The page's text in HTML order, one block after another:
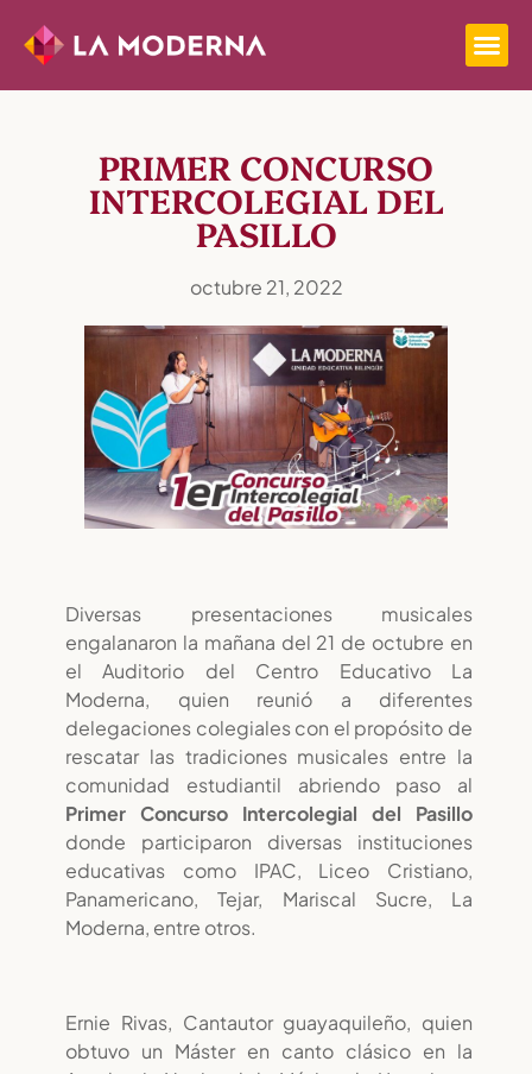
PRIMER CONCURSO
INTERCOLEGIAL DEL
PASILLO
octubre 21, 2022
Diversas presentaciones musicales
engalanaron la mañana del 21 de octubre en
el Auditorio del Centro Educativo La
Moderna, quien reunió a diferentes
delegaciones colegiales con el propósito de
rescatar las tradiciones musicales entre la
comunidad estudiantil abriendo paso al
Primer Concurso Intercolegial del Pasillo
donde participaron diversas instituciones
educativas como IPAC, Liceo Cristiano,
Panamericano, Tejar, Mariscal Sucre, La
Moderna, entre otros.
Ernie Rivas, Cantautor guayaquileño, quien
obtuvo un Máster en canto clásico en la